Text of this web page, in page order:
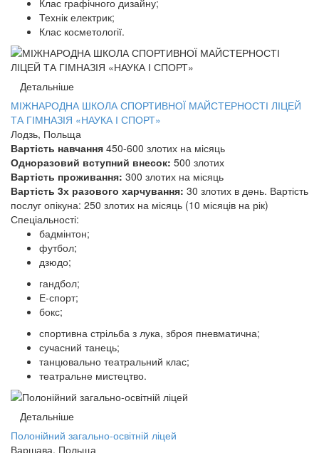
Клас графічного дизайну;
Технік електрик;
Клас косметології.
Детальніше
МІЖНАРОДНА ШКОЛА СПОРТИВНОЇ МАЙСТЕРНОСТІ ЛІЦЕЙ
ТА ГІМНАЗІЯ «НАУКА І СПОРТ»
Лодзь, Польща
Вартість навчання 450-600 злотих на місяць
Одноразовий вступний внесок: 500 злотих
Вартість проживання: 300 злотих на місяць
Вартість 3х разового харчування: 30 злотих в день. Вартість
послуг опікуна: 250 злотих на місяць (10 місяців на рік)
Спеціальності:
бадмінтон;
футбол;
дзюдо;
гандбол;
Е-спорт;
бокс;
спортивна стрільба з лука, зброя пневматична;
сучасний танець;
танцювально театральний клас;
театральне мистецтво.
Детальніше
Полонійний загально-освітній ліцей
Варшава, Польща